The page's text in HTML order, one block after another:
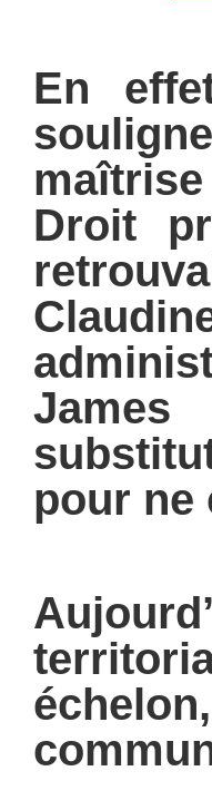
En
Droit
pour ne